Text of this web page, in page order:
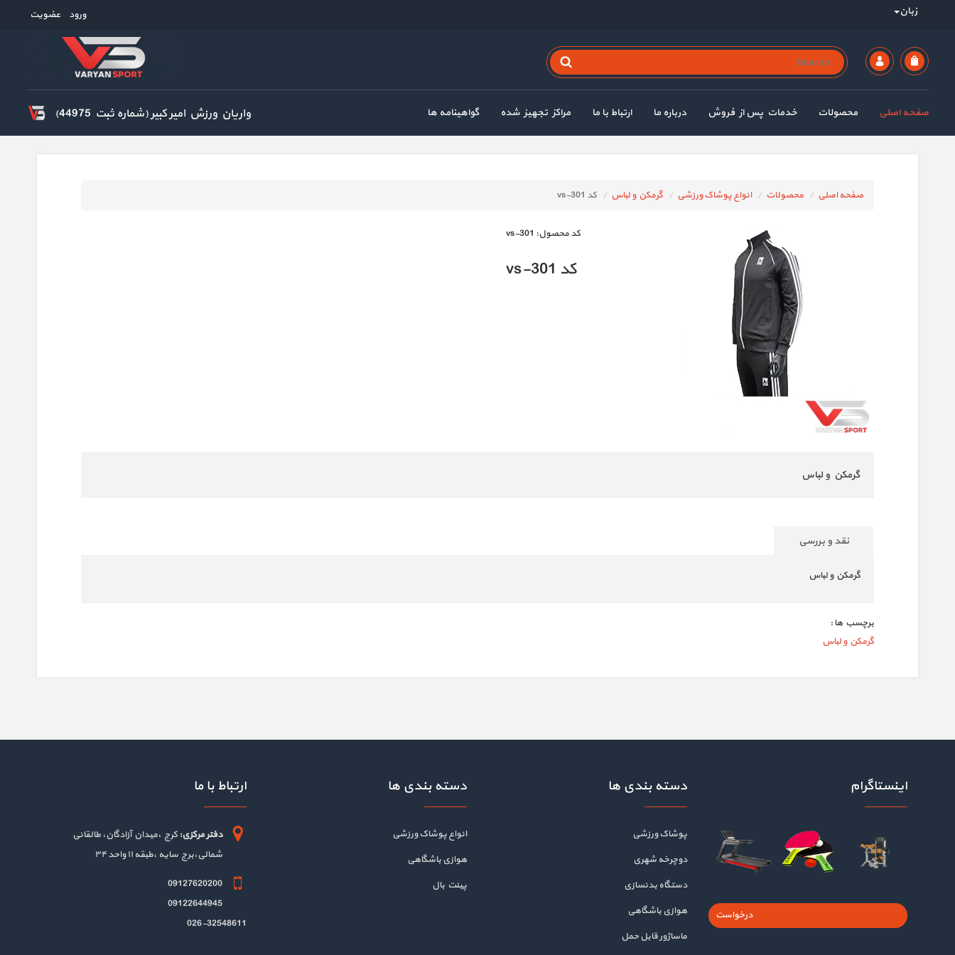
زبان ورود عضویت
صفحه اصلی محصولات خدمات پس از فروش درباره ما ارتباط با ما مراکز تجهیز شده گواهینامه ها واریان ورزش امیر کبیر (شماره ثبت 44975)
صفحه اصلی محصولات انواع پوشاک ورزشی گرمکن و لباس کد vs-301
كد محصول: vs-301
کد vs-301
گرمکن و لباس
نقد و بررسی
گرمکن و لباس
برچسب ها :
گرمکن و لباس
اینستاگرام
درخواست
دسته بندی ها
پوشاک ورزشی
دوچرخه شهری
دستگاه بدنسازی
هوازی باشگاهی
ماساژور قابل حمل
دسته بندی ها
انواع پوشاک ورزشی
هوازی باشگاهی
پینت بال
ارتباط با ما
دفتر مرکزی: کرج ،میدان آزادگان، طالقانی
شمالی،برج سایه ،طبقه ۱۱ واحد ۳۴
09127620200
09122644945
026-32548611